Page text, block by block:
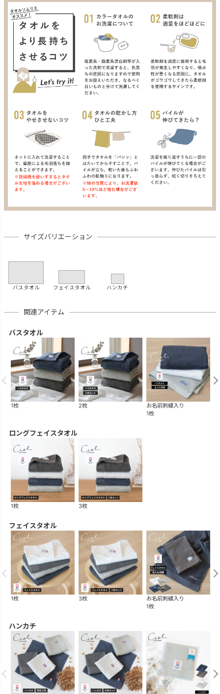
サイズバリエーション
バスタオル フェイスタオル ハンカチ
関連アイテム
バスタオル
1枚 2枚
お名前刺繍入り
1枚
ロングフェイスタオル
1枚 3枚
フェイスタオル
1枚 3枚
お名前刺繍入り
1枚
ハンカチ